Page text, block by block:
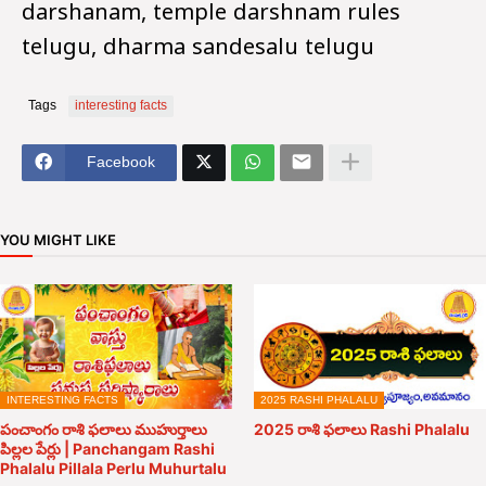
darshanam, temple darshnam rules
telugu, dharma sandesalu telugu
Tags interesting facts
Facebook
YOU MIGHT LIKE
INTERESTING FACTS
పంచాంగం రాశి ఫలాలు ముహుర్తాలు
పిల్లల పేర్లు | Panchangam Rashi
Phalalu Pillala Perlu Muhurtalu
2025 RASHI PHALALU
2025 రాశి ఫలాలు Rashi Phalalu